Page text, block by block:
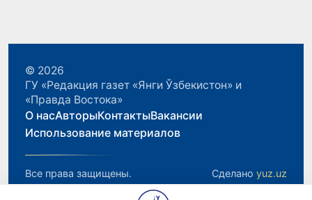
© 2026
ГУ «Редакция газет «Янги Ўзбекистон» и
«Правда Востока»
О насАвторыКонтактыВакансии
Использование материалов
Все права защищены. Сделано yuz.uz